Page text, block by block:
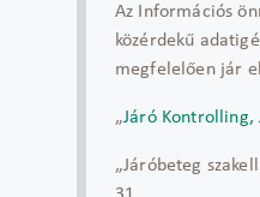
Az Információs
közérdekű
megfelelően jár
„Járó Kontrolling,
„Járóbeteg